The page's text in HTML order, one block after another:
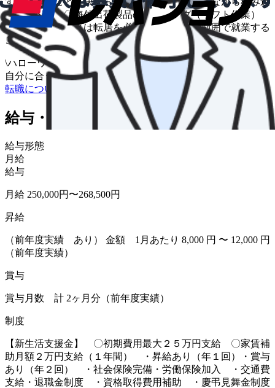
み場所へ。 〇海外出荷製品のピッキング（リフト作業）
※「地域限定」とは転居を必要としない異動範囲で就業する
こと
\ハローワークの求人も一括管理
自分に合う求人を探してもらう/
転職について相談する
給与・福利厚生
給与形態
月給
給与
月給 250,000円〜268,500円
昇給
（前年度実績 あり） 金額 1月あたり 8,000 円 〜 12,000 円
（前年度実績）
賞与
賞与月数 計 2ヶ月分（前年度実績）
制度
【新生活支援金】 〇初期費用最大２５万円支給 〇家賃補
助月額２万円支給（１年間） ・昇給あり（年１回）・賞与
あり（年２回） ・社会保険完備・労働保険加入 ・交通費
支給・退職金制度 ・資格取得費用補助 ・慶弔見舞金制度